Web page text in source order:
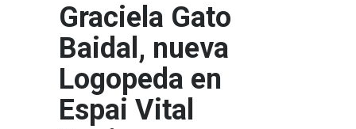
Graciela Gato
Baidal, nueva
Logopeda en
Espai Vital